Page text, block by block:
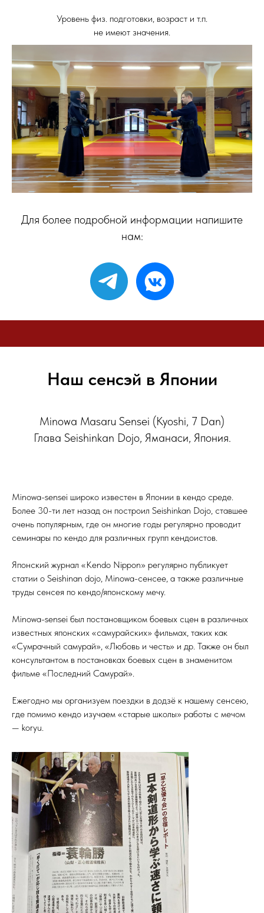
Уровень физ. подготовки, возраст и т.п.
не имеют значения.
Для более подробной информации напишите
нам:
Наш сенсэй в Японии
Minowa Masaru Sensei (Kyoshi, 7 Dan)
Глава Seishinkan Dojo, Яманаси, Япония.
Minowa-sensei широко известен в Японии в кендо среде.
Более 30-ти лет назад он построил Seishinkan Dojo, ставшее
очень популярным, где он многие годы регулярно проводит
семинары по кендо для различных групп кендоистов.
Японский журнал «Kendo Nippon» регулярно публикует
статии о Seishinan dojo, Minowa-сенсее, а также различные
труды сенсея по кендо/японскому мечу.
Minowa-sensei был постановщиком боевых сцен в различных
известных японских «самурайских» фильмах, таких как
«Сумрачный самурай», «Любовь и честь» и др. Также он был
консультантом в постановках боевых сцен в знаменитом
фильме «Последний Самурай».
Ежегодно мы организуем поездки в додзё к нашему сенсею,
где помимо кендо изучаем «старые школы» работы с мечом
— koryu.